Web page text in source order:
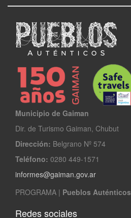
Municipio de Gaiman
Dir. de Turismo Gaiman, Chubut
Dirección: Belgrano Nº 574
Teléfono: 0280 449-1571
informes@gaiman.gov.ar
PROGRAMA | Pueblos Auténticos
Redes sociales